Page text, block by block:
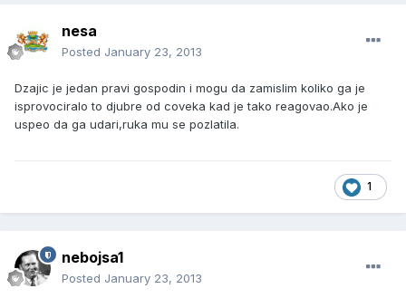
nesa
Posted January 23, 2013
Dzajic je jedan pravi gospodin i mogu da zamislim koliko ga je
isprovociralo to djubre od coveka kad je tako reagovao.Ako je
uspeo da ga udari,ruka mu se pozlatila.
1
nebojsa1
Posted January 23, 2013